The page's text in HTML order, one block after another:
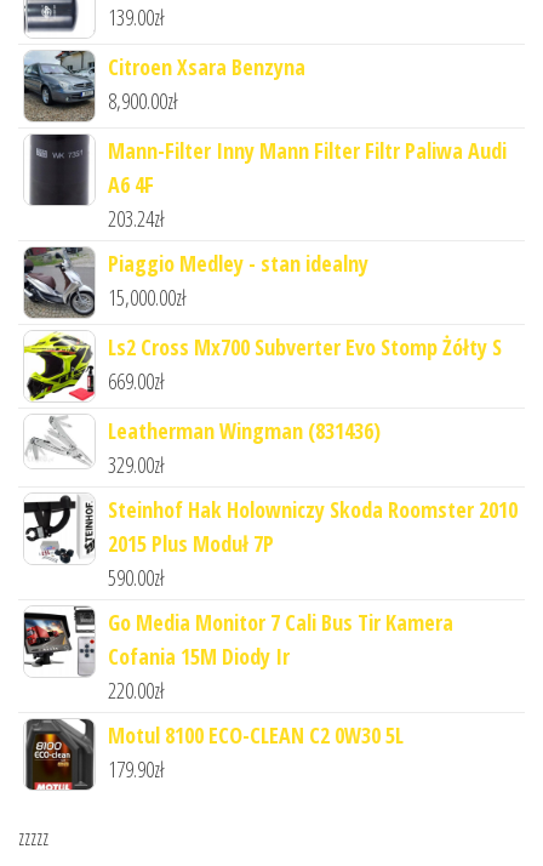
139.00zł
Citroen Xsara Benzyna
8,900.00zł
Mann-Filter Inny Mann Filter Filtr Paliwa Audi
A6 4F
203.24zł
Piaggio Medley - stan idealny
15,000.00zł
Ls2 Cross Mx700 Subverter Evo Stomp Żółty S
669.00zł
Leatherman Wingman (831436)
329.00zł
Steinhof Hak Holowniczy Skoda Roomster 2010
2015 Plus Moduł 7P
590.00zł
Go Media Monitor 7 Cali Bus Tir Kamera
Cofania 15M Diody Ir
220.00zł
Motul 8100 ECO-CLEAN C2 0W30 5L
179.90zł
zzzzz